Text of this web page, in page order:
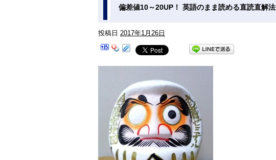
偏差値10～20UP！ 英語のまま読める直読直解法
投稿日 2017年1月26日